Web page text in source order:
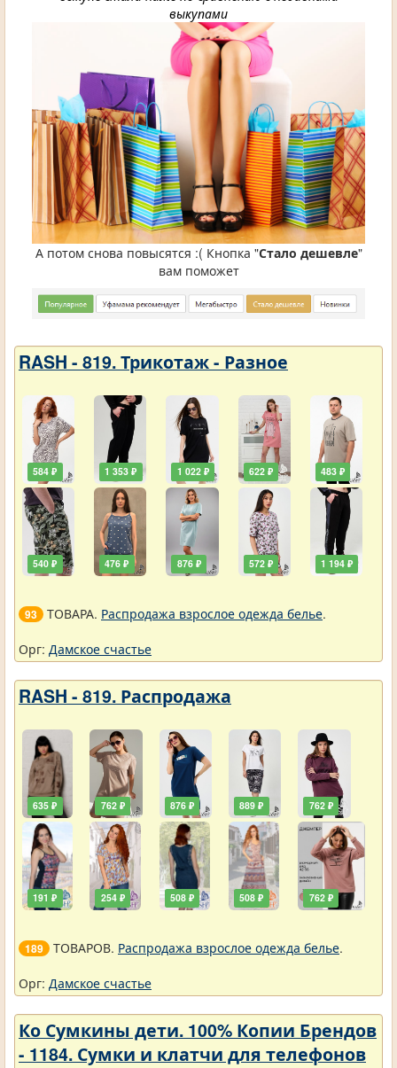
выкупами
А потом снова повысятся :( Кнопка "Стало дешевле"
вам поможет
RASH - 819. Трикотаж - Разное
584 ₽
540 ₽
1 353 ₽
476 ₽
1 022 ₽
876 ₽
622 ₽
572 ₽
483 ₽
1 194 ₽
93 ТОВАРА. Распродажа взрослое одежда белье.
Орг: Дамское счастье
RASH - 819. Распродажа
635 ₽
191 ₽
762 ₽
254 ₽
876 ₽
508 ₽
889 ₽
508 ₽
762 ₽
762 ₽
189 ТОВАРОВ. Распродажа взрослое одежда белье.
Орг: Дамское счастье
Ко Сумкины дети. 100% Копии Брендов
- 1184. Сумки и клатчи для телефонов